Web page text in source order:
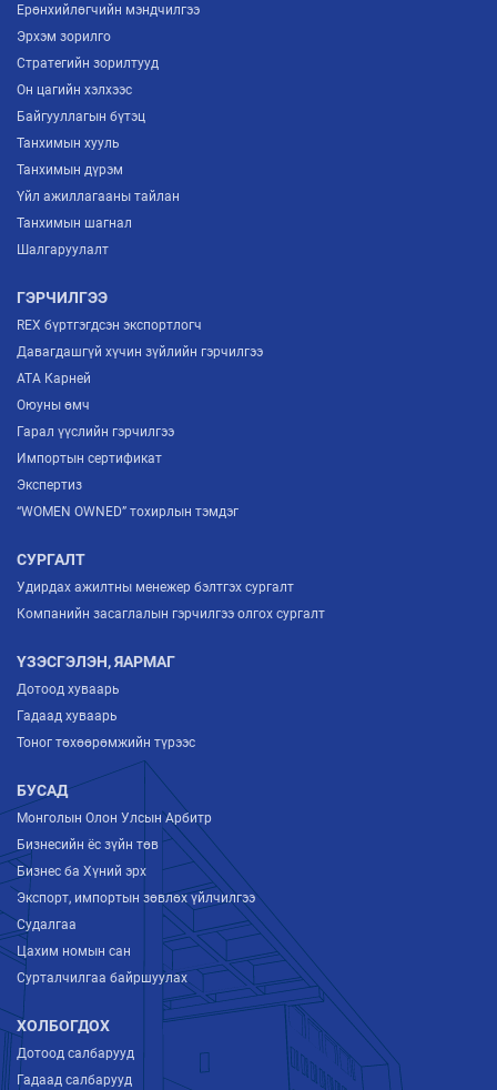
Ерөнхийлөгчийн мэндчилгээ
Эрхэм зорилго
Стратегийн зорилтууд
Он цагийн хэлхээс
Байгууллагын бүтэц
Танхимын хууль
Танхимын дүрэм
Үйл ажиллагааны тайлан
Танхимын шагнал
Шалгаруулалт
ГЭРЧИЛГЭЭ
REX бүртгэгдсэн экспортлогч
Давагдашгүй хүчин зүйлийн гэрчилгээ
ATA Карней
Оюуны өмч
Гарал үүслийн гэрчилгээ
Импортын сертификат
Экспертиз
“WOMEN OWNED” тохирлын тэмдэг
СУРГАЛТ
Удирдах ажилтны менежер бэлтгэх сургалт
Компанийн засаглалын гэрчилгээ олгох сургалт
ҮЗЭСГЭЛЭН, ЯАРМАГ
Дотоод хуваарь
Гадаад хуваарь
Тоног төхөөрөмжийн түрээс
БУСАД
Монголын Олон Улсын Арбитр
Бизнесийн ёс зүйн төв
Бизнес ба Хүний эрх
Экспорт, импортын зөвлөх үйлчилгээ
Судалгаа
Цахим номын сан
Сурталчилгаа байршуулах
ХОЛБОГДОХ
Дотоод салбарууд
Гадаад салбарууд